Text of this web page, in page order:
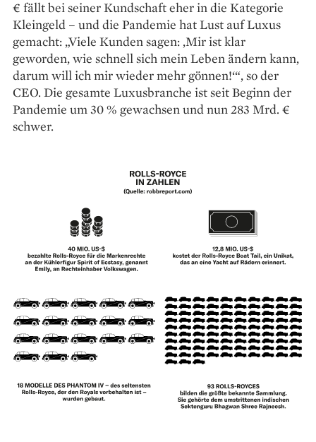
€ fällt bei seiner Kundschaft eher in die Kategorie
Kleingeld – und die Pandemie hat Lust auf Luxus
gemacht: „Viele Kunden sagen: ‚Mir ist klar
geworden, wie schnell sich mein Leben ändern kann,
darum will ich mir wieder mehr gönnen!‘“, so der
CEO. Die gesamte Luxusbranche ist seit Beginn der
Pandemie um 30 % gewachsen und nun 283 Mrd. €
schwer.